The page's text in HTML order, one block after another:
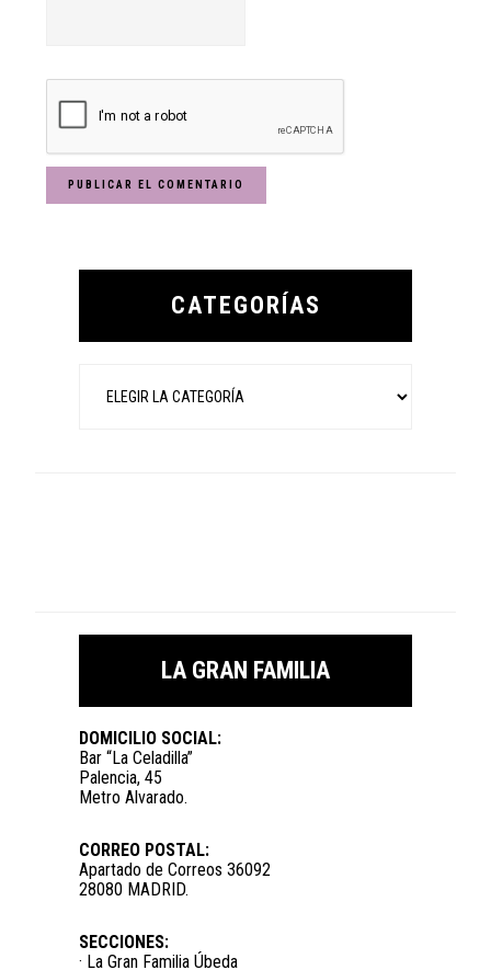
Primary
CATEGORÍAS
LA GRAN FAMILIA
DOMICILIO SOCIAL:
Bar “La Celadilla”
Palencia, 45
Metro Alvarado.
CORREO POSTAL:
Apartado de Correos 36092
28080 MADRID.
SECCIONES:
· La Gran Familia Úbeda